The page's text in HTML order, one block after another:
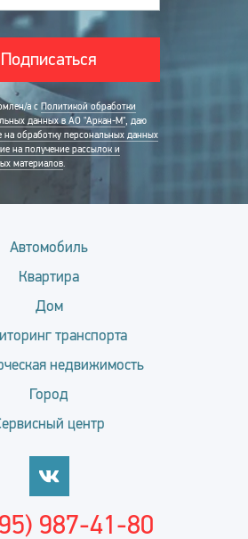
Подписаться
а с Политикой обработки
данных в АО "Аркан-М", даю
на обработку персональных данных
на получение рассылок и
материалов.
Автомобиль
Квартира
Дом
транспорта
недвижимость
Город
центр
987-41-80